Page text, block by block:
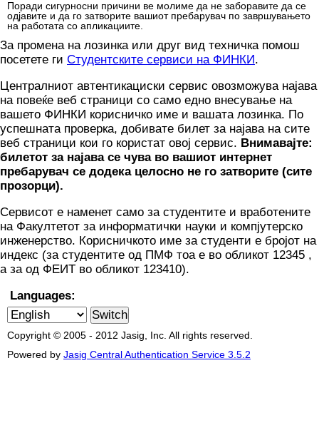
Поради сигурносни причини ве молиме да не заборавите да се
одјавите и да го затворите вашиот пребарувач по завршувањето
на работата со апликациите.
За промена на лозинка или друг вид техничка помош
посетете ги Студентските сервиси на ФИНКИ.
Централниот автентикациски сервис овозможува најава
на повеќе веб страници со само едно внесување на
вашето ФИНКИ корисничко име и вашата лозинка. По
успешната проверка, добивате билет за најава на сите
веб страници кои го користат овој сервис. Внимавајте:
билетот за најава се чува во вашиот интернет
пребарувач се додека целосно не го затворите (сите
прозорци).
Сервисот е наменет само за студентите и вработените
на Факултетот за информатички науки и компјутерско
инженерство. Корисничкото име за студенти е бројот на
индекс (за студентите од ПМФ тоа е во обликот 12345 ,
а за од ФЕИТ во обликот 123410).
Languages:
Copyright © 2005 - 2012 Jasig, Inc. All rights reserved.
Powered by Jasig Central Authentication Service 3.5.2